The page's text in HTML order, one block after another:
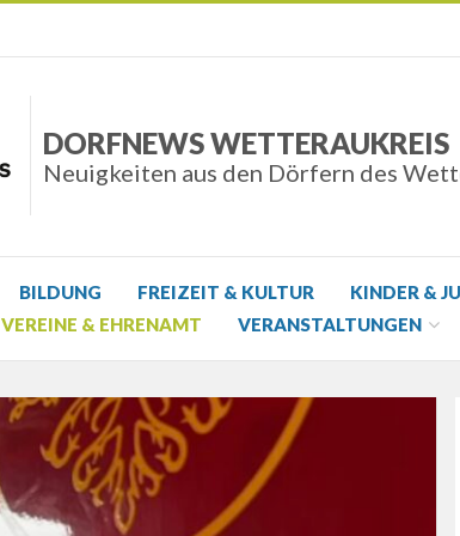
DORFNEWS WETTERAUKREIS
Neuigkeiten aus den Dörfern des
BILDUNG FREIZEIT & KULTUR KINDER &
VEREINE & EHRENAMT
VERANSTALTUNGEN